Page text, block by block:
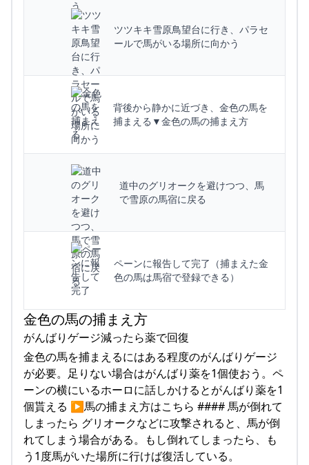
ツツキキ雪原鳥望台に行き、パラセ
ールで馬がいる場所に向かう
背後から静かに近づき、金色の馬を
捕まえる▼金色の馬の捕まえ方
道中のグリオークを避けつつ、馬
で雪原の馬宿に戻る
ペーンに報告して完了（捕まえた金
色の馬は馬宿で登録できる）
金色の馬の捕まえ方
がんばりゲージ減ったら薬で回復
金色の馬を捕まえるにはある程度のがんばりゲージ
が必要。足りない場合はがんばり薬を1個使おう。ペ
ーンの横にいるホーロに話しかけるとがんばり薬を1
個貰える ▶馬の捕まえ方はこちら #### 馬が倒れて
しまったら グリオークなどに攻撃されると、馬が倒
れてしまう場合がある。もし倒れてしまったら、も
う1度馬がいた場所に行けば復活している。